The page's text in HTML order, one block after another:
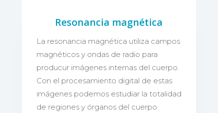
Resonancia magnética
La resonancia magnética utiliza campos
magnéticos y ondas de radio para
producur imágenes internas del cuerpo.
Con el procesamiento digital de estas
imágenes podemos estudiar la totalidad
de regiones y órganos del cuerpo.